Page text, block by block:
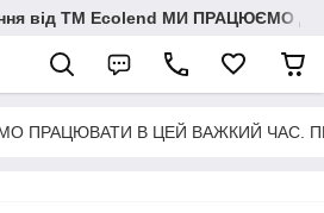
від ТМ Ecolend МИ ПРАЦЮЄМО
В ЦЕЙ ВАЖКИЙ ЧАС.